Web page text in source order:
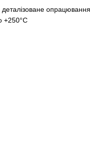
деталізоване
+250°C